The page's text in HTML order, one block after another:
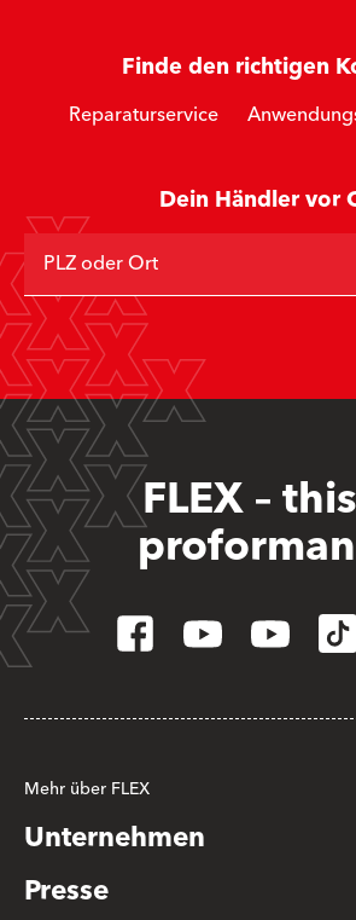
Finde den richtigen
Reparaturservice
Dein Händler vor
PLZ oder Ort
FLEX –
Mehr über FLEX
Unternehmen
Presse